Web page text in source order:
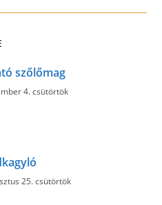
new new
szőlőmag
4. csütörtök
25. csütörtök